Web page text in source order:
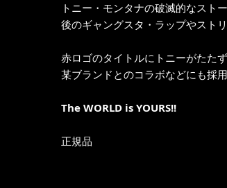
トニー・モンタナの破滅的なスト
後のギャングスタ・ラップやスト
赤ロゴのタイトルにトニーがたた
某ブランドとのコラボなどにも採
The WORLD is YOURS!!
正規品